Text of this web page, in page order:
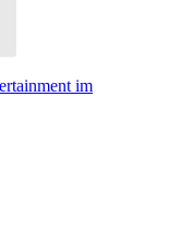
im